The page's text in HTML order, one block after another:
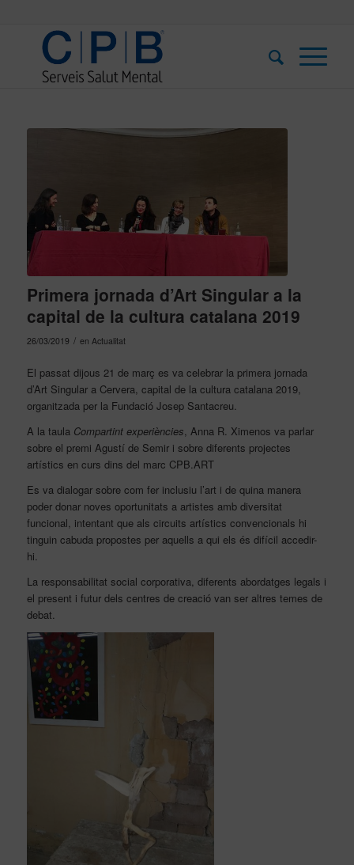
Primera jornada d’Art Singular a la
capital de la cultura catalana 2019
26/03/2019 / en Actualitat
El passat dijous 21 de març es va celebrar la primera jornada
d’Art Singular a Cervera, capital de la cultura catalana 2019,
organitzada per la Fundació Josep Santacreu.
A la taula Compartint experiències, Anna R. Ximenos va parlar
sobre el premi Agustí de Semir i sobre diferents projectes
artístics en curs dins del marc CPB.ART
Es va dialogar sobre com fer inclusiu l’art i de quina manera
poder donar noves oportunitats a artistes amb diversitat
funcional, intentant que als circuits artístics convencionals hi
tinguin cabuda propostes per aquells a qui els és difícil accedir-
hi.
La responsabilitat social corporativa, diferents abordatges legals i
el present i futur dels centres de creació van ser altres temes de
debat.